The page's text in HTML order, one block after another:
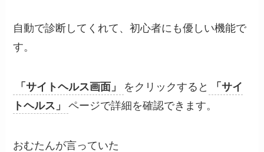
自動で診断してくれて、初心者にも優しい機能で
す。
「サイトヘルス画面」 をクリックすると
「サイ
トヘルス」
ページで詳細を確認できます。
おむたんが言っていた